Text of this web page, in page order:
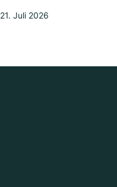
21. Juli 2026